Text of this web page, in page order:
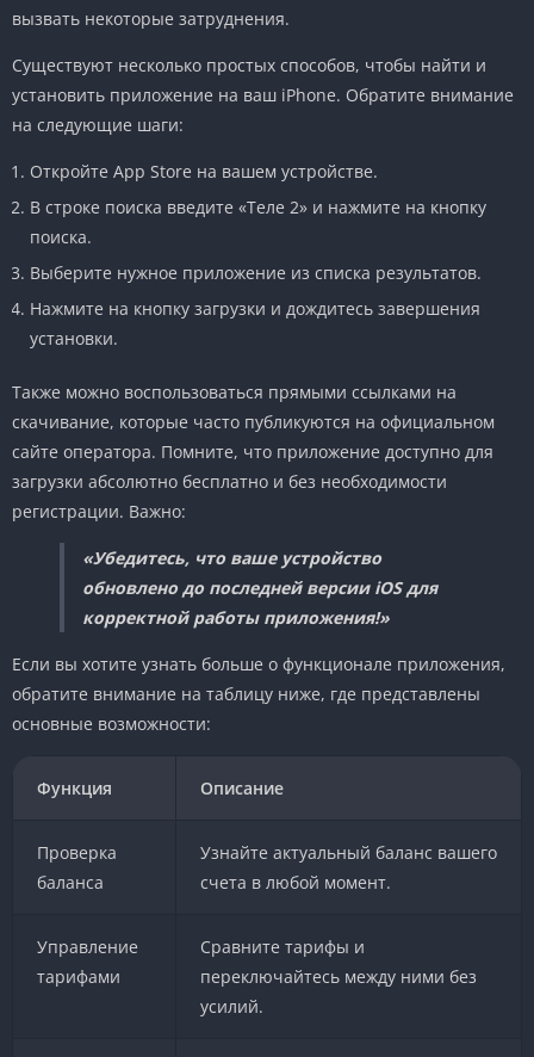
вызвать некоторые затруднения.
Существуют несколько простых способов, чтобы найти и
установить приложение на ваш iPhone. Обратите внимание
на следующие шаги:
Откройте App Store на вашем устройстве.
В строке поиска введите «Теле 2» и нажмите на кнопку
поиска.
Выберите нужное приложение из списка результатов.
Нажмите на кнопку загрузки и дождитесь завершения
установки.
Также можно воспользоваться прямыми ссылками на
скачивание, которые часто публикуются на официальном
сайте оператора. Помните, что приложение доступно для
загрузки абсолютно бесплатно и без необходимости
регистрации. Важно:
«Убедитесь, что ваше устройство
обновлено до последней версии iOS для
корректной работы приложения!»
Если вы хотите узнать больше о функционале приложения,
обратите внимание на таблицу ниже, где представлены
основные возможности:
Функция Описание
Проверка
баланса
Узнайте актуальный баланс вашего
счета в любой момент.
Управление
тарифами
Сравните тарифы и
переключайтесь между ними без
усилий.